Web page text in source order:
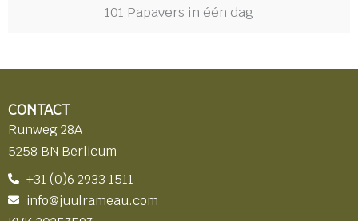
101 Papavers in één dag
CONTACT
Runweg 28A
5258 BN Berlicum
+31 (0)6 2933 1511
info@juulrameau.com